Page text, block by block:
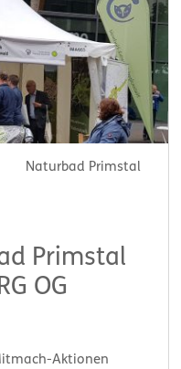
Naturbad Primstal
Primstal
OG
Aktionen